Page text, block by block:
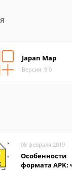
Japan Map
Версия: 9.0
08 февраля 2019
Особенности
формата APK: